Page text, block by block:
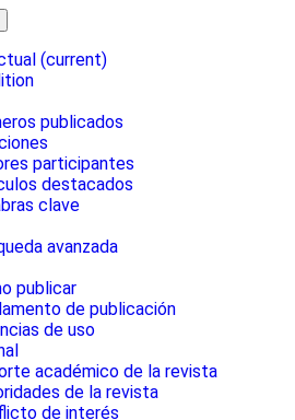
(current)
publicados
participantes
destacados
clave
avanzada
publicar
de publicación
de uso
académico de la revista
de la revista
de interés